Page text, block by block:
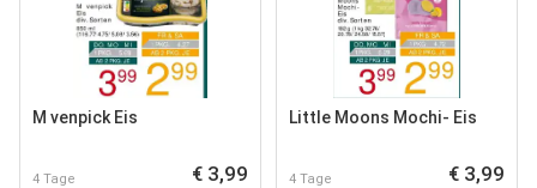
M venpick Eis
4 Tage € 3,99
Little Moons Mochi- Eis
4 Tage € 3,99